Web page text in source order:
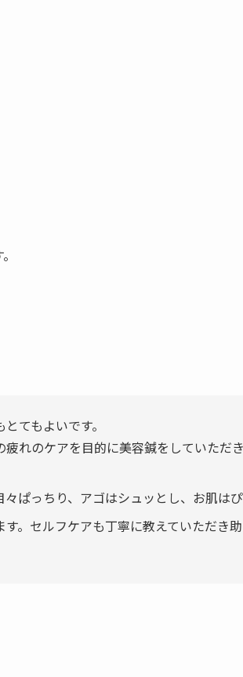
てもよいです。
れのケアを目的に美容鍼をしていただ
ぱっちり、アゴはシュッとし、お肌は
。セルフケアも丁寧に教えていただき